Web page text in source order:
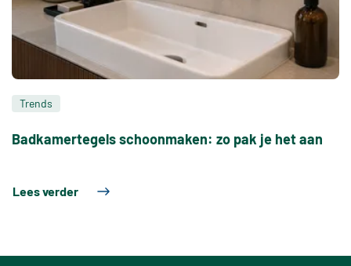
Trends
Badkamertegels schoonmaken: zo pak je het aan
Lees verder